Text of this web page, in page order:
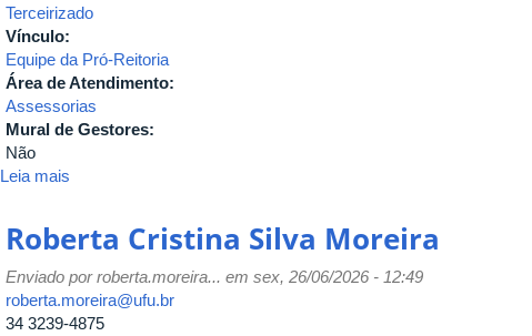
Terceirizado
Vínculo:
Equipe da Pró-Reitoria
Área de Atendimento:
Assessorias
Mural de Gestores:
Não
Leia mais
Santos
Ornelas
Roberta Cristina Silva Moreira
Enviado porroberta.moreira... em sex, 26/06/2026 - 12:49
roberta.moreira@ufu.br
34 3239-4875